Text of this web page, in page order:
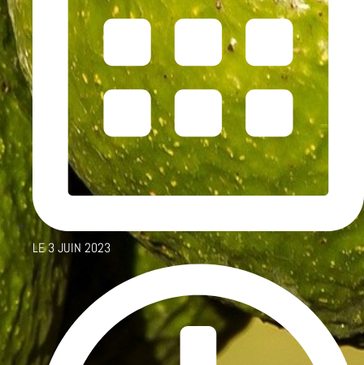
LE3 JUIN 2023